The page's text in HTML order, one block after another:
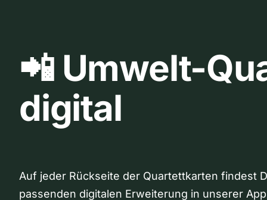
📲 Umwelt-
digital
Auf jeder Rückseite der Quartettkarten findest
passenden digitalen Erweiterung in unserer